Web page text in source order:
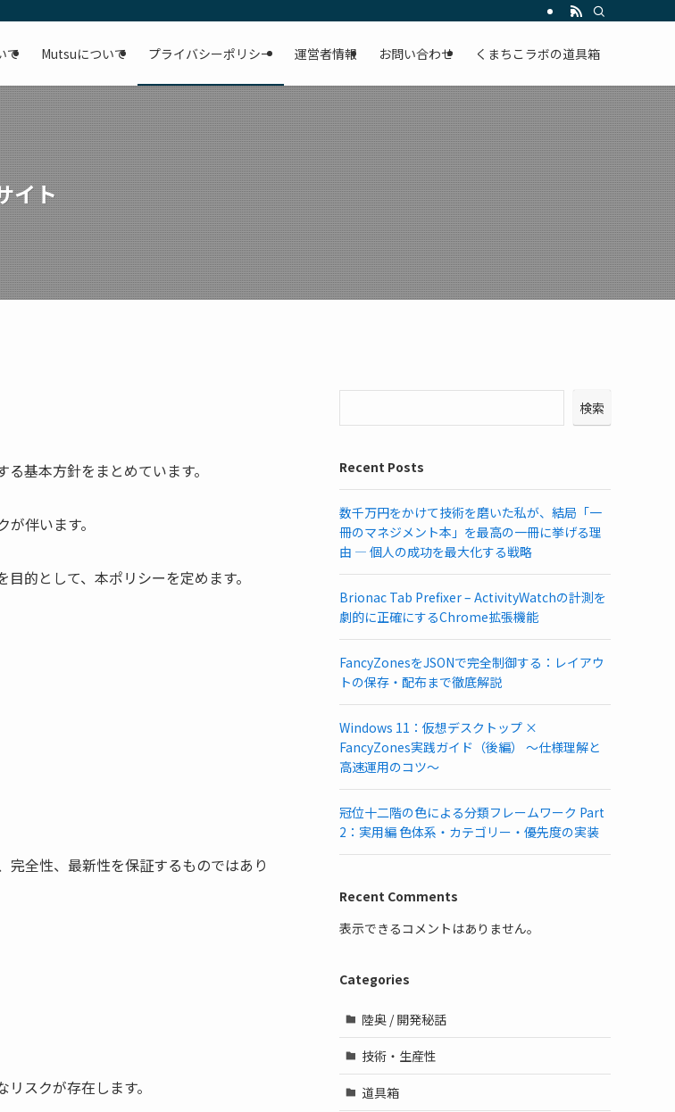
て Mutsuについて プライバシーポリシー 運営者情報 お問い合わせ くまちこラボの道具箱
イト
基本方針をまとめています。
が伴います。
的として、本ポリシーを定めます。
全性、最新性を保証するものではあり
スクが存在します。
検索
Recent Posts
数千万円をかけて技術を磨いた私が、結局「一
冊のマネジメント本」を最高の一冊に挙げる理
由 ― 個人の成功を最大化する戦略
Brionac Tab Prefixer – ActivityWatchの計測を
劇的に正確にするChrome拡張機能
FancyZonesをJSONで完全制御する：レイアウ
トの保存・配布まで徹底解説
Windows 11：仮想デスクトップ ×
FancyZones実践ガイド（後編） ～仕様理解と
高速運用のコツ～
冠位十二階の色による分類フレームワーク Part
2：実用編 色体系・カテゴリー・優先度の実装
Recent Comments
表示できるコメントはありません。
Categories
陸奥 / 開発秘話
技術・生産性
道具箱